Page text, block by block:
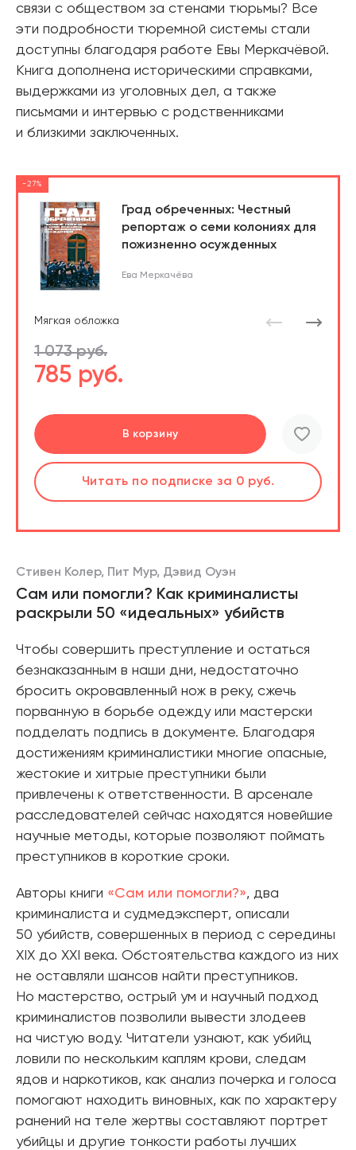
связи с обществом за стенами тюрьмы? Все
эти подробности тюремной системы стали
доступны благодаря работе Евы Меркачёвой.
Книга дополнена историческими справками,
выдержками из уголовных дел, а также
письмами и интервью с родственниками
и близкими заключенных.
-27%
Град обреченных: Честный
репортаж о семи колониях для
пожизненно осужденных
Ева Меркачёва
Мягкая обложка
1 073 руб.
785 руб.
В корзину
В корзине
Читать по подписке за 0 руб.
Перейти
Читать по подписке за 0 руб.
Перейти
Слушатьпо подпискеза 0 руб.
Подробнее
Читать по подписке за 0 руб.
Стивен Колер, Пит Мур, Дэвид Оуэн
Сам или помогли? Как криминалисты
раскрыли 50 «идеальных» убийств
Чтобы совершить преступление и остаться
безнаказанным в наши дни, недостаточно
бросить окровавленный нож в реку, сжечь
порванную в борьбе одежду или мастерски
подделать подпись в документе. Благодаря
достижениям криминалистики многие опасные,
жестокие и хитрые преступники были
привлечены к ответственности. В арсенале
расследователей сейчас находятся новейшие
научные методы, которые позволяют поймать
преступников в короткие сроки.
Авторы книги «Сам или помогли?», два
криминалиста и судмедэксперт, описали
50 убийств, совершенных в период с середины
XIX до XXI века. Обстоятельства каждого из них
не оставляли шансов найти преступников.
Но мастерство, острый ум и научный подход
криминалистов позволили вывести злодеев
на чистую воду. Читатели узнают, как убийц
ловили по нескольким каплям крови, следам
ядов и наркотиков, как анализ почерка и голоса
помогают находить виновных, как по характеру
ранений на теле жертвы составляют портрет
убийцы и другие тонкости работы лучших